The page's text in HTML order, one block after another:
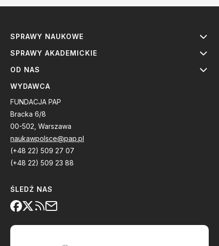
SPRAWY NAUKOWE
SPRAWY AKADEMICKIE
OD NAS
WYDAWCA
FUNDACJA PAP
Bracka 6/8
00-502, Warszawa
naukawpolsce@pap.pl
(+48 22) 509 27 07
(+48 22) 509 23 88
ŚLEDŹ NAS